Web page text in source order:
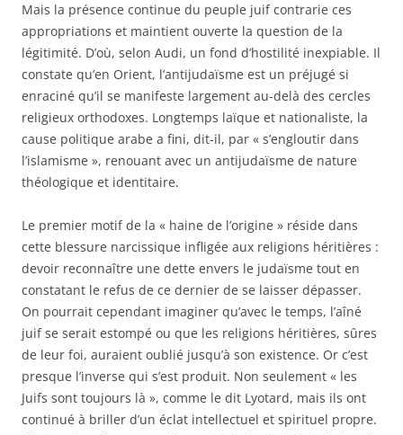
Mais la présence continue du peuple juif contrarie ces
appropriations et maintient ouverte la question de la
légitimité. D’où, selon Audi, un fond d’hostilité inexpiable. Il
constate qu’en Orient, l’antijudaïsme est un préjugé si
enraciné qu’il se manifeste largement au-delà des cercles
religieux orthodoxes. Longtemps laïque et nationaliste, la
cause politique arabe a fini, dit-il, par « s’engloutir dans
l’islamisme », renouant avec un antijudaïsme de nature
théologique et identitaire.
Le premier motif de la « haine de l’origine » réside dans
cette blessure narcissique infligée aux religions héritières :
devoir reconnaître une dette envers le judaïsme tout en
constatant le refus de ce dernier de se laisser dépasser.
On pourrait cependant imaginer qu’avec le temps, l’aîné
juif se serait estompé ou que les religions héritières, sûres
de leur foi, auraient oublié jusqu’à son existence. Or c’est
presque l’inverse qui s’est produit. Non seulement « les
Juifs sont toujours là », comme le dit Lyotard, mais ils ont
continué à briller d’un éclat intellectuel et spirituel propre.